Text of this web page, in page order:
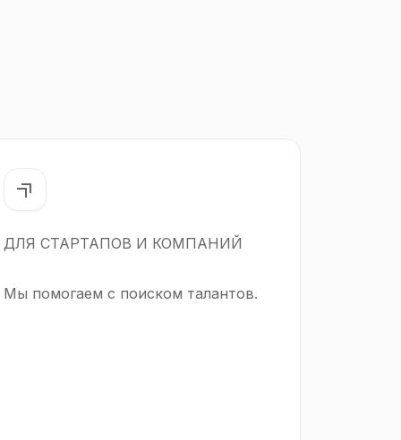
ДЛЯ СТАРТАПОВ И КОМПАНИЙ
Мы помогаем с поиском талантов.